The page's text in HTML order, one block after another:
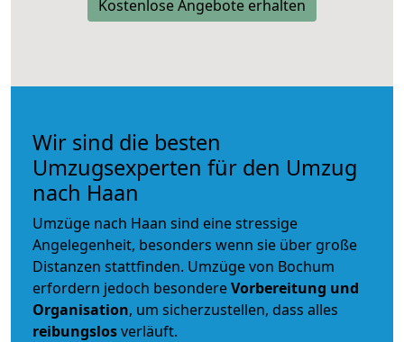
Kostenlose Angebote erhalten
Wir sind die besten
Umzugsexperten für den Umzug
nach Haan
Umzüge nach Haan sind eine stressige
Angelegenheit, besonders wenn sie über große
Distanzen stattfinden. Umzüge von Bochum
erfordern jedoch besondereVorbereitung und
Organisation, um sicherzustellen, dass alles
reibungslosverläuft.